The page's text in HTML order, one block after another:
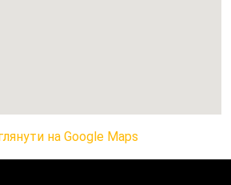
на Google Maps